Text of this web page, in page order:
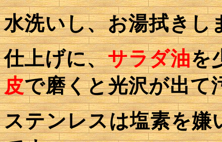
水洗いし、お湯拭きし
仕上げに、サラダ油を
皮で磨くと光沢が出て
ステンレスは塩素を嫌